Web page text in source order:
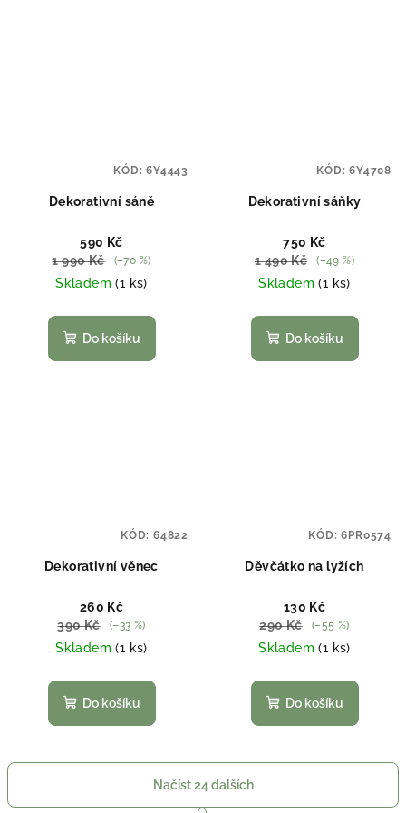
Dekorativní sáně
590 Kč
1 990 Kč
(–70 %)
Skladem(1 ks)
Do košíku
KÓD:6Y4443
Dekorativní sáňky
750 Kč
1 490 Kč
(–49 %)
Skladem(1 ks)
Do košíku
KÓD:6Y4708
Dekorativní věnec
260 Kč
390 Kč
(–33 %)
Skladem(1 ks)
Do košíku
KÓD: 64822
Děvčátko na lyžích
130 Kč
290 Kč
(–55 %)
Skladem(1 ks)
Do košíku
KÓD:6PR0574
Načíst 24 dalších